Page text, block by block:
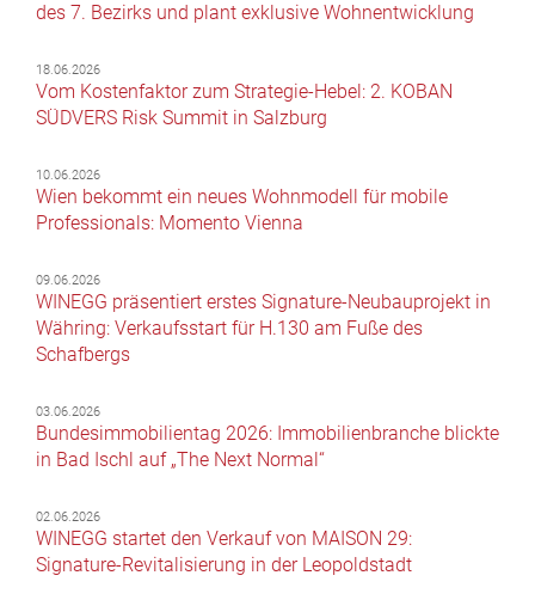
des 7. Bezirks und plant exklusive Wohnentwicklung
18.06.2026
Vom Kostenfaktor zum Strategie-Hebel: 2. KOBAN
SÜDVERS Risk Summit in Salzburg
10.06.2026
Wien bekommt ein neues Wohnmodell für mobile
Professionals: Momento Vienna
09.06.2026
WINEGG präsentiert erstes Signature-Neubauprojekt in
Währing: Verkaufsstart für H.130 am Fuße des
Schafbergs
03.06.2026
Bundesimmobilientag 2026: Immobilienbranche blickte
in Bad Ischl auf „The Next Normal“
02.06.2026
WINEGG startet den Verkauf von MAISON 29:
Signature-Revitalisierung in der Leopoldstadt